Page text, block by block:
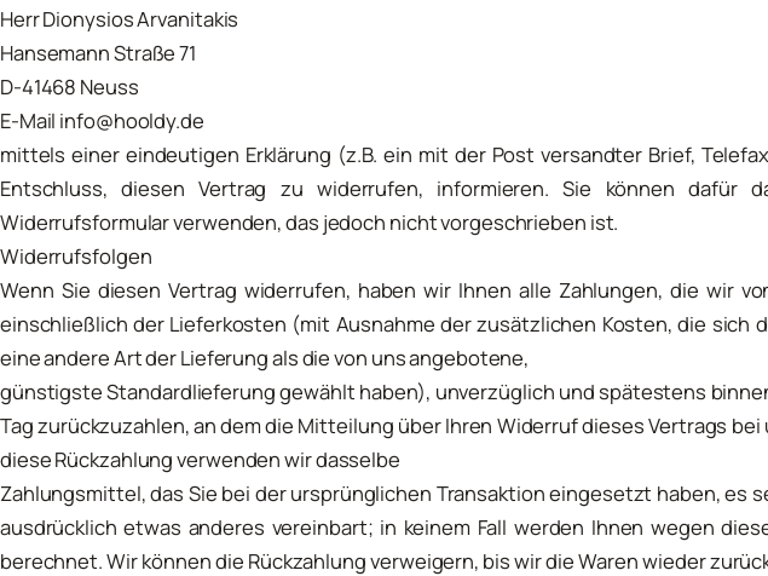
Herr Dionysios Arvanitakis
Hansemann Straße 71
D-41468 Neuss
E-Mail info@hooldy.de
mittels einer eindeutigen Erklärung (z.B. ein mit der Post versandter Brief,
Entschluss, diesen Vertrag zu widerrufen, informieren. Sie können dafür
Widerrufsformular verwenden, das jedoch nicht vorgeschrieben ist.
Widerrufsfolgen
Wenn Sie diesen Vertrag widerrufen, haben wir Ihnen alle Zahlungen, die wir
einschließlich der Lieferkosten (mit Ausnahme der zusätzlichen Kosten, die sich
eine andere Art der Lieferung als die von uns angebotene,
günstigste Standardlieferung gewählt haben), unverzüglich und spätestens
Tag zurückzuzahlen, an dem die Mitteilung über Ihren Widerruf dieses Vertrags
diese Rückzahlung verwenden wir dasselbe
Zahlungsmittel, das Sie bei der ursprünglichen Transaktion eingesetzt haben, es
ausdrücklich etwas anderes vereinbart; in keinem Fall werden Ihnen wegen
berechnet. Wir können die Rückzahlung verweigern, bis wir die Waren wieder